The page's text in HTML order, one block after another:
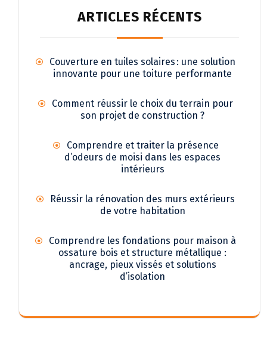
ARTICLES RÉCENTS
Couverture en tuiles solaires : une solution
innovante pour une toiture performante
Comment réussir le choix du terrain pour
son projet de construction ?
Comprendre et traiter la présence
d’odeurs de moisi dans les espaces
intérieurs
Réussir la rénovation des murs extérieurs
de votre habitation
Comprendre les fondations pour maison à
ossature bois et structure métallique :
ancrage, pieux vissés et solutions
d’isolation